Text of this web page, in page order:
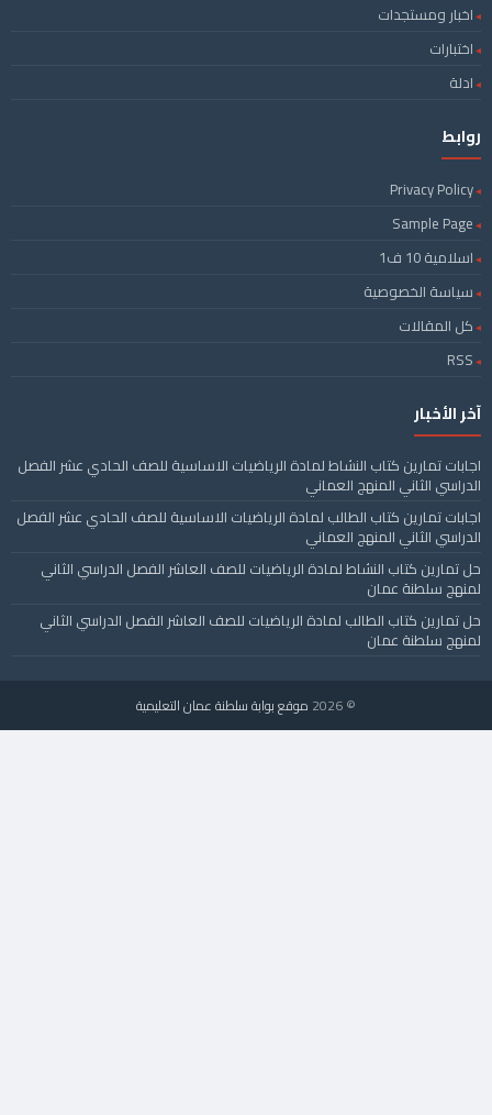
اخبار ومستجدات
اختبارات
ادلة
روابط
Privacy Policy
Sample Page
اسلامية 10 ف1
سياسة الخصوصية
كل المقالات
RSS
آخر الأخبار
اجابات تمارين كتاب النشاط لمادة الرياضيات الاساسية للصف الحادي عشر الفصل
الدراسي الثاني المنهج العماني
اجابات تمارين كتاب الطالب لمادة الرياضيات الاساسية للصف الحادي عشر الفصل
الدراسي الثاني المنهج العماني
حل تمارين كتاب النشاط لمادة الرياضيات للصف العاشر الفصل الدراسي الثاني
لمنهج سلطنة عمان
حل تمارين كتاب الطالب لمادة الرياضيات للصف العاشر الفصل الدراسي الثاني
لمنهج سلطنة عمان
© 2026 موقع بوابة سلطنة عمان التعليمية